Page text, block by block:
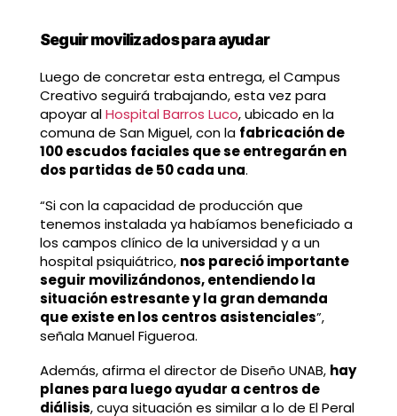
Seguir movilizados para ayudar
Luego de concretar esta entrega, el Campus
Creativo seguirá trabajando, esta vez para
apoyar alHospital Barros Luco, ubicado en la
comuna de San Miguel, con la fabricación de
100 escudos faciales que se entregarán en
dos partidas de 50 cada una.
“Si con la capacidad de producción que
tenemos instalada ya habíamos beneficiado a
los campos clínico de la universidad y a un
hospital psiquiátrico, nos pareció importante
seguir movilizándonos, entendiendo la
situación estresante y la gran demanda
que existe en los centros asistenciales”,
señala Manuel Figueroa.
Además, afirma el director de Diseño UNAB, hay
planes para luego ayudar a centros de
diálisis, cuya situación es similar a lo de El Peral